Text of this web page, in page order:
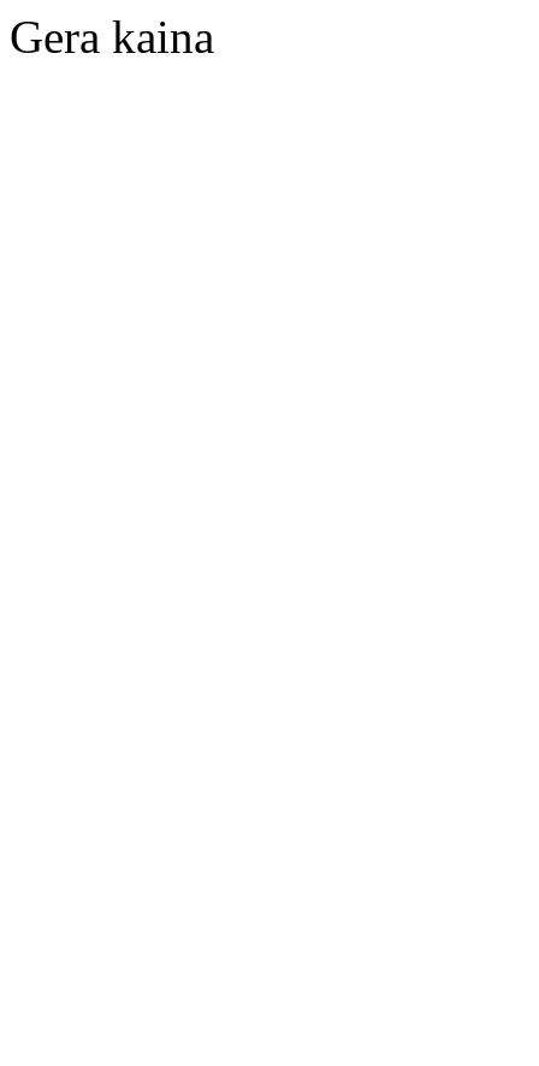
Gera kaina